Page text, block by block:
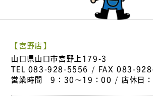
【宮野店】
山口県山口市宮野上179-3
TEL 083-928-5556 / FAX 083-
営業時間 9：30～19：00 / 店休日：